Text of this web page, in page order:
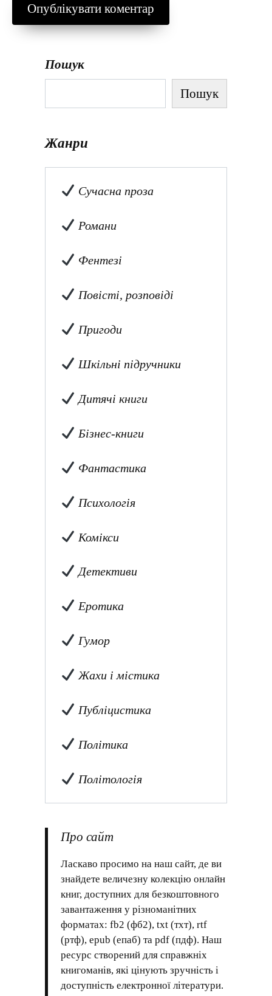
Пошук
Пошук
Жанри
Сучасна проза
Романи
Фентезі
Повісті, розповіді
Пригоди
Шкільні підручники
Дитячі книги
Бізнес-книги
Фантастика
Психологія
Комікси
Детективи
Еротика
Гумор
Жахи і містика
Публіцистика
Політика
Політологія
Про сайт
Ласкаво просимо на наш сайт, де ви
знайдете величезну колекцію онлайн
книг, доступних для безкоштовного
завантаження у різноманітних
форматах: fb2 (фб2), txt (тхт), rtf
(ртф), epub (епаб) та pdf (пдф). Наш
ресурс створений для справжніх
книгоманів, які цінують зручність і
доступність електронної літератури.